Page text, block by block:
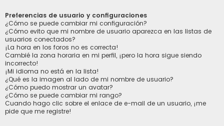
Preferencias de usuario y configuraciones
¿Cómo se puede cambiar mi configuración?
¿Cómo evito que mi nombre de usuario aparezca en las listas de
usuarios conectados?
¡La hora en los foros no es correcta!
Cambié la zona horaria en mi perfil, ¡pero la hora sigue siendo
incorrecto!
¡Mi idioma no está en la lista!
¿Qué es la imagen al lado de mi nombre de usuario?
¿Cómo puedo mostrar un avatar?
¿Cómo se puede cambiar mi rango?
Cuando hago clic sobre el enlace de e-mail de un usuario, ¡me
pide que me registre!